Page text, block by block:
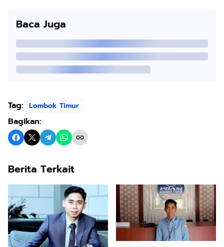
Baca Juga
Tag: Lombok Timur
Bagikan:
Berita Terkait